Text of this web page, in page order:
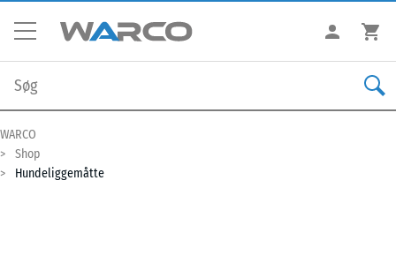
WARCO
Shop
Hundeliggemåtte